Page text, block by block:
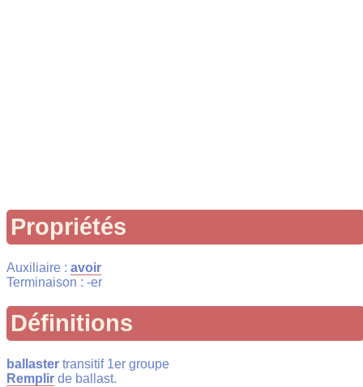
Propriétés
Auxiliaire : avoir
Terminaison : -er
Définitions
ballaster transitif 1er groupe
Remplir de ballast.